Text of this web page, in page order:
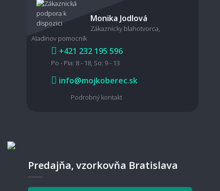
Monika Jodlová
Zákaznícky blahotvorca,
Aladinov pomocník
+421 232 195 596
Po - Pia: 8 - 18, So: 9 - 13
info@mojkoberec.sk
Podrobný kontakt
Predajňa, vzorkovňa Bratislava